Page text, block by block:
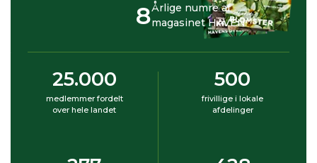
Årlige numre af
magasinet HAVEN
8
25.000
medlemmer fordelt
over hele landet
500
frivillige i lokale
afdelinger